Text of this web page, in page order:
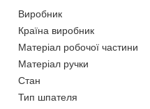
Виробник
Країна виробник
Матеріал робочої частини
Матеріал ручки
Стан
Тип шпателя